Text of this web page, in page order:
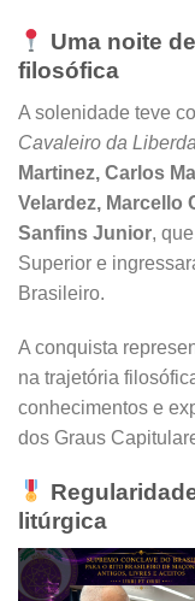
Uma noite
filosófica
A solenidade teve
Cavaleiro da
Martinez, Carlos
Velardez, Marcello
Sanfins Junior,
Superior e
Brasileiro.
A conquista
na trajetória
conhecimentos e
dos Graus
litúrgica